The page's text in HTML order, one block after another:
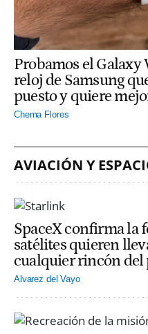
Probamos el
reloj de Samsung
puesto y quiere
Chema Flores
AVIACIÓN Y
SpaceX confirma la
satélites quieren
cualquier rincón del
Alvarez del Vayo